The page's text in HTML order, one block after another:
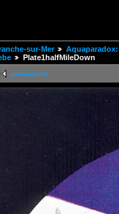
sur-Mer
Plate1halfMileDown
précédente